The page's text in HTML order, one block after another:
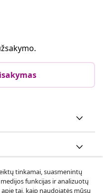
tinkamai, suasmenintų
funkcijas ir analizuotų
tai, kaip naudojatės mūsų